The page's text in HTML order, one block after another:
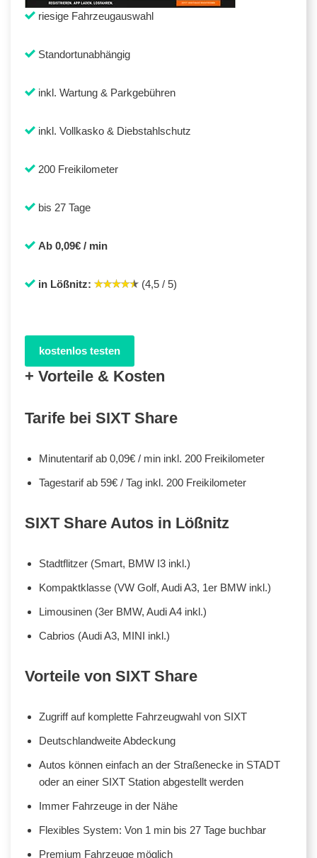
riesige Fahrzeugauswahl
Standortunabhängig
inkl. Wartung & Parkgebühren
inkl. Vollkasko & Diebstahlschutz
200 Freikilometer
bis 27 Tage
Ab 0,09€ / min
in Lößnitz: (4,5 / 5)
kostenlos testen
+ Vorteile & Kosten
Tarife bei SIXT Share
Minutentarif ab 0,09€ / min inkl. 200 Freikilometer
Tagestarif ab 59€ / Tag inkl. 200 Freikilometer
SIXT Share Autos in Lößnitz
Stadtflitzer (Smart, BMW I3 inkl.)
Kompaktklasse (VW Golf, Audi A3, 1er BMW inkl.)
Limousinen (3er BMW, Audi A4 inkl.)
Cabrios (Audi A3, MINI inkl.)
Vorteile von SIXT Share
Zugriff auf komplette Fahrzeugwahl von SIXT
Deutschlandweite Abdeckung
Autos können einfach an der Straßenecke in STADT
oder an einer SIXT Station abgestellt werden
Immer Fahrzeuge in der Nähe
Flexibles System: Von 1 min bis 27 Tage buchbar
Premium Fahrzeuge möglich